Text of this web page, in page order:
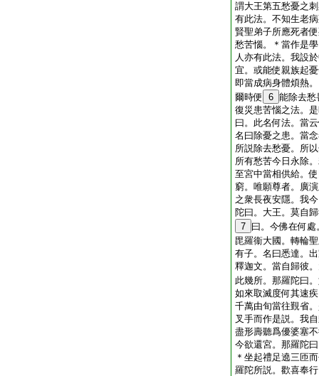
謂大王第五愁憂之
有此法。不知生老
賢聖弟子所應死者
愁苦惱。＊當作是
人亦有此法。我設
宜。或能使親族起
即當成病身體煩熱
爾時便
6 能除去愁
復災患苦惱之法。
曰。此名何法。當
名曰除憂之患。當
所説除去愁憂。所
所有愁苦今日永除
至宮中當相供給。
窮。唯願尊者。廣
之衆長夜安隱。我
陀曰。大王。莫自
7 曰。今佛在何
毘羅衞大國。轉輪
有子。名曰悉達。
釋迦文。當自歸彼
此幾所。那羅陀曰
如來取滅度何其速
千萬由旬當往覲省
叉手而作是説。我
盡形壽聽爲優婆塞
今欲還宮。那羅陀
＊坐起禮足遶三匝
羅陀所説。歡喜奉行